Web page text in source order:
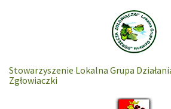
Stowarzyszenie Lokalna Grupa
Zgłowiaczki